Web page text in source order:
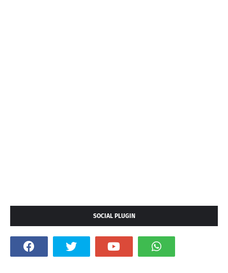
SOCIAL PLUGIN